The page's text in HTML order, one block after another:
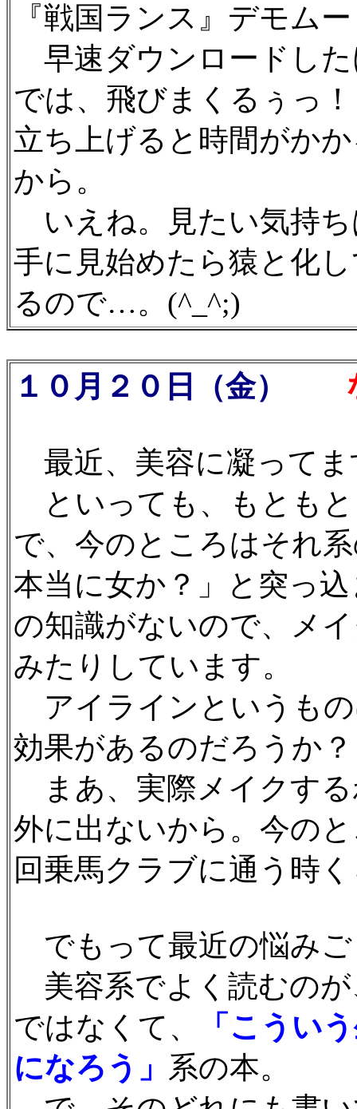
『戦国ランス』デモム
早速ダウンロードし
では、飛びまくるぅっ
立ち上げると時間がか
から。
いえね。見たい気持
手に見始めたら猿と化
るので…。(^_^;)
１０月２０日（金） な
最近、美容に凝ってま
といっても、もとも
で、今のところはそれ
本当に女か？」と突っ
の知識がないので、メ
みたりしています。
アイラインというも
効果があるのだろうか
まあ、実際メイクす
外に出ないから。今の
回乗馬クラブに通う時
でもって最近の悩み
美容系でよく読むの
ではなくて、
「こうい
になろう」 系の本。